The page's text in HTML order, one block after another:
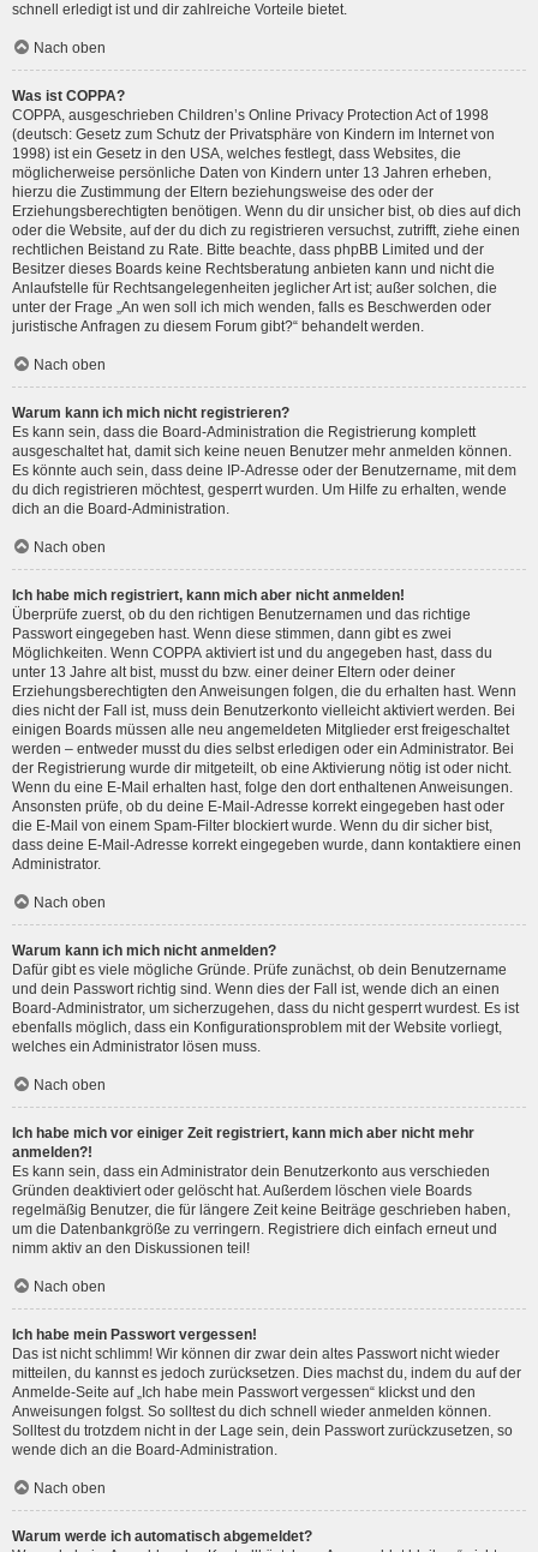
schnell erledigt ist und dir zahlreiche Vorteile bietet.
Nach oben
Was ist COPPA?
COPPA, ausgeschrieben Children’s Online Privacy Protection Act of 1998
(deutsch: Gesetz zum Schutz der Privatsphäre von Kindern im Internet von
1998) ist ein Gesetz in den USA, welches festlegt, dass Websites, die
möglicherweise persönliche Daten von Kindern unter 13 Jahren erheben,
hierzu die Zustimmung der Eltern beziehungsweise des oder der
Erziehungsberechtigten benötigen. Wenn du dir unsicher bist, ob dies auf dich
oder die Website, auf der du dich zu registrieren versuchst, zutrifft, ziehe einen
rechtlichen Beistand zu Rate. Bitte beachte, dass phpBB Limited und der
Besitzer dieses Boards keine Rechtsberatung anbieten kann und nicht die
Anlaufstelle für Rechtsangelegenheiten jeglicher Art ist; außer solchen, die
unter der Frage „An wen soll ich mich wenden, falls es Beschwerden oder
juristische Anfragen zu diesem Forum gibt?“ behandelt werden.
Nach oben
Warum kann ich mich nicht registrieren?
Es kann sein, dass die Board-Administration die Registrierung komplett
ausgeschaltet hat, damit sich keine neuen Benutzer mehr anmelden können.
Es könnte auch sein, dass deine IP-Adresse oder der Benutzername, mit dem
du dich registrieren möchtest, gesperrt wurden. Um Hilfe zu erhalten, wende
dich an die Board-Administration.
Nach oben
Ich habe mich registriert, kann mich aber nicht anmelden!
Überprüfe zuerst, ob du den richtigen Benutzernamen und das richtige
Passwort eingegeben hast. Wenn diese stimmen, dann gibt es zwei
Möglichkeiten. Wenn COPPA aktiviert ist und du angegeben hast, dass du
unter 13 Jahre alt bist, musst du bzw. einer deiner Eltern oder deiner
Erziehungsberechtigten den Anweisungen folgen, die du erhalten hast. Wenn
dies nicht der Fall ist, muss dein Benutzerkonto vielleicht aktiviert werden. Bei
einigen Boards müssen alle neu angemeldeten Mitglieder erst freigeschaltet
werden – entweder musst du dies selbst erledigen oder ein Administrator. Bei
der Registrierung wurde dir mitgeteilt, ob eine Aktivierung nötig ist oder nicht.
Wenn du eine E-Mail erhalten hast, folge den dort enthaltenen Anweisungen.
Ansonsten prüfe, ob du deine E-Mail-Adresse korrekt eingegeben hast oder
die E-Mail von einem Spam-Filter blockiert wurde. Wenn du dir sicher bist,
dass deine E-Mail-Adresse korrekt eingegeben wurde, dann kontaktiere einen
Administrator.
Nach oben
Warum kann ich mich nicht anmelden?
Dafür gibt es viele mögliche Gründe. Prüfe zunächst, ob dein Benutzername
und dein Passwort richtig sind. Wenn dies der Fall ist, wende dich an einen
Board-Administrator, um sicherzugehen, dass du nicht gesperrt wurdest. Es ist
ebenfalls möglich, dass ein Konfigurationsproblem mit der Website vorliegt,
welches ein Administrator lösen muss.
Nach oben
Ich habe mich vor einiger Zeit registriert, kann mich aber nicht mehr
anmelden?!
Es kann sein, dass ein Administrator dein Benutzerkonto aus verschieden
Gründen deaktiviert oder gelöscht hat. Außerdem löschen viele Boards
regelmäßig Benutzer, die für längere Zeit keine Beiträge geschrieben haben,
um die Datenbankgröße zu verringern. Registriere dich einfach erneut und
nimm aktiv an den Diskussionen teil!
Nach oben
Ich habe mein Passwort vergessen!
Das ist nicht schlimm! Wir können dir zwar dein altes Passwort nicht wieder
mitteilen, du kannst es jedoch zurücksetzen. Dies machst du, indem du auf der
Anmelde-Seite auf „Ich habe mein Passwort vergessen“ klickst und den
Anweisungen folgst. So solltest du dich schnell wieder anmelden können.
Solltest du trotzdem nicht in der Lage sein, dein Passwort zurückzusetzen, so
wende dich an die Board-Administration.
Nach oben
Warum werde ich automatisch abgemeldet?